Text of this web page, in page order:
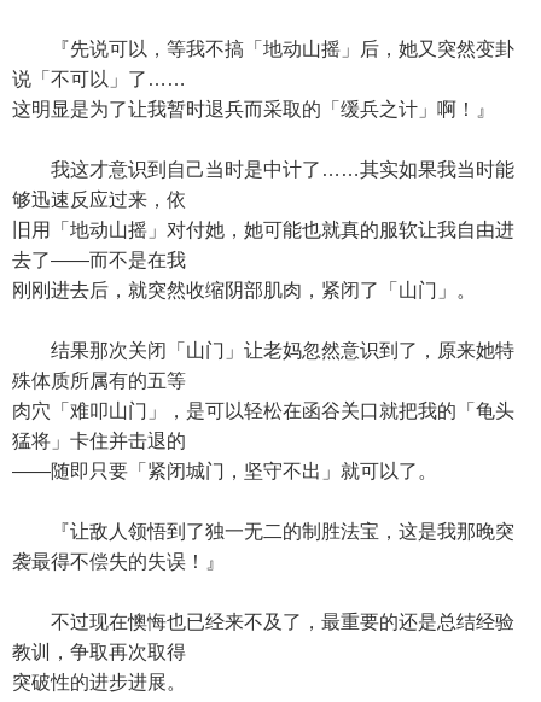
『先说可以，等我不搞「地动山摇」后，她又突然变卦
说「不可以」了……
这明显是为了让我暂时退兵而采取的「缓兵之计」啊！』
我这才意识到自己当时是中计了……其实如果我当时能
够迅速反应过来，依
旧用「地动山摇」对付她，她可能也就真的服软让我自由进
去了——而不是在我
刚刚进去后，就突然收缩阴部肌肉，紧闭了「山门」。
结果那次关闭「山门」让老妈忽然意识到了，原来她特
殊体质所属有的五等
肉穴「难叩山门」，是可以轻松在函谷关口就把我的「龟头
猛将」卡住并击退的
——随即只要「紧闭城门，坚守不出」就可以了。
『让敌人领悟到了独一无二的制胜法宝，这是我那晚突
袭最得不偿失的失误！』
不过现在懊悔也已经来不及了，最重要的还是总结经验
教训，争取再次取得
突破性的进步进展。